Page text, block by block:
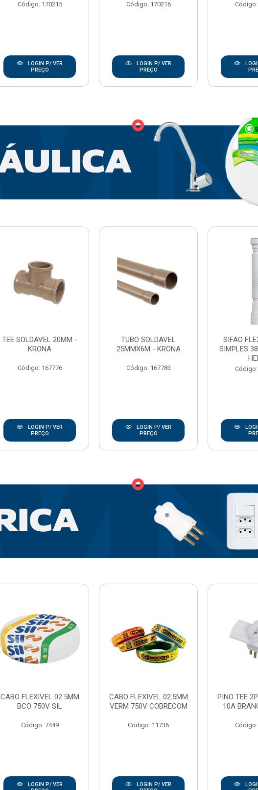
Código: 170215
LOGIN P/ VER
PREÇO
Código: 170216
LOGIN P/ VER
PREÇO
TEE SOLDAVEL 20MM -
KRONA
Código: 167776
LOGIN P/ VER
PREÇO
TUBO SOLDAVEL
25MMX6M - KRONA
Código: 167783
LOGIN P/ VER
PREÇO
SIFAO
SIMPLES
CABO FLEXIVEL 02.5MM
BCO 750V SIL
Código: 7449
LOGIN P/ VER
CABO FLEXIVEL 02.5MM
VERM 750V COBRECOM
Código: 11736
LOGIN P/ VER
PINO TEE
10A
Código: